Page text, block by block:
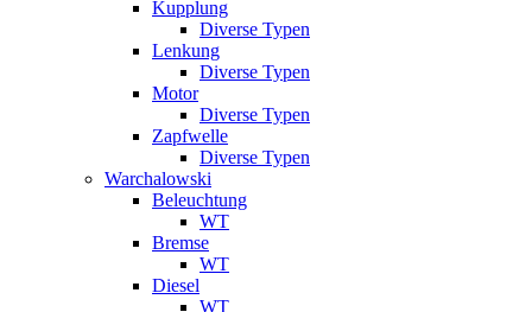
Kupplung
Diverse Typen
Lenkung
Diverse Typen
Motor
Diverse Typen
Zapfwelle
Diverse Typen
Warchalowski
Beleuchtung
WT
Bremse
WT
Diesel
WT